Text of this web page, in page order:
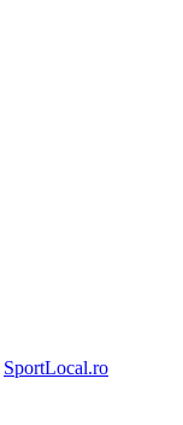
SportLocal.ro